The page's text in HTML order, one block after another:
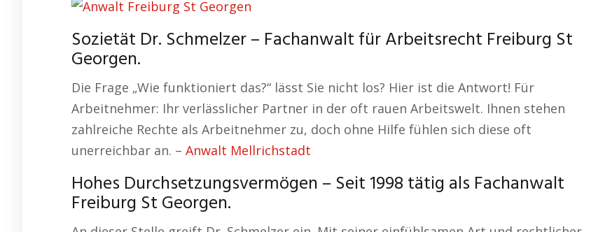
Sozietät Dr. Schmelzer – Fachanwalt für Arbeitsrecht Freiburg St
Georgen.
Die Frage „Wie funktioniert das?“ lässt Sie nicht los? Hier ist die Antwort! Für
Arbeitnehmer: Ihr verlässlicher Partner in der oft rauen Arbeitswelt. Ihnen stehen
zahlreiche Rechte als Arbeitnehmer zu, doch ohne Hilfe fühlen sich diese oft
unerreichbar an. – Anwalt Mellrichstadt
Hohes Durchsetzungsvermögen – Seit 1998 tätig als Fachanwalt
Freiburg St Georgen.